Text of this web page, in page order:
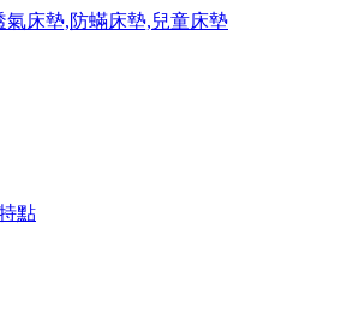
床墊,防蟎床墊,兒童床墊
點